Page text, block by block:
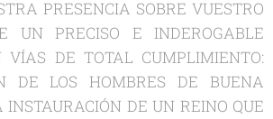
PRESENCIA SOBRE VUESTRO
UN PRECISO E INDEROGABLE
VÍAS DE TOTAL CUMPLIMIENTO:
DE LOS HOMBRES DE BUENA
DE UN REINO QUE